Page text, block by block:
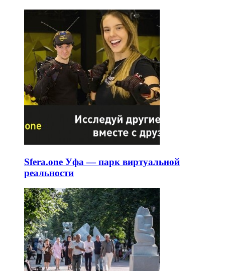
Sfera.one Уфа — парк виртуальной
реальности